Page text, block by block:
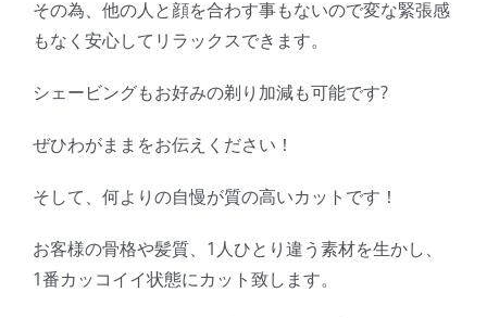
その為、他の人と顔を合わす事もないので変な緊張感
もなく安心してリラックスできます。
シェービングもお好みの剃り加減も可能です?
ぜひわがままをお伝えください！
そして、何よりの自慢が質の高いカットです！
お客様の骨格や髪質、1人ひとり違う素材を生かし、
1番カッコイイ状態にカット致します。